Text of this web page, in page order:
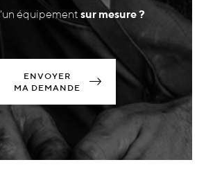
équipement sur mesure ?
ENVOYER
MA DEMANDE